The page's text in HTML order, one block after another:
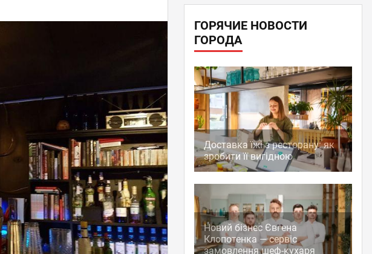
ГОРЯЧИЕ НОВОСТИ
ГОРОДА
Доставка їжі з ресторану: як
зробити її вигідною
Новий бізнес Євгена
Клопотенка — сервіс
замовлення шеф-кухаря